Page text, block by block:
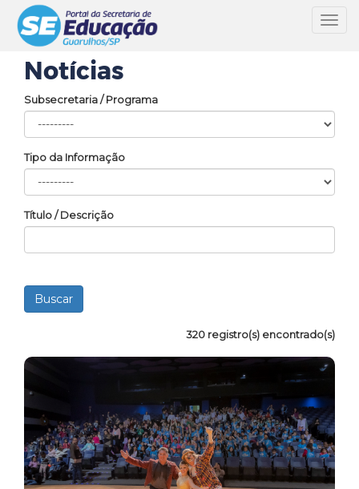
Notícias
Subsecretaria / Programa
Tipo da Informação
Título / Descrição
320 registro(s) encontrado(s)